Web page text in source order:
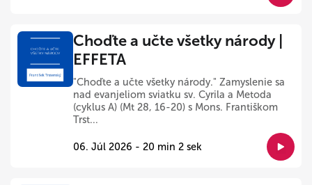
Choďte a učte všetky národy |
EFFETA
"Choďte a učte všetky národy." Zamyslenie sa
nad evanjeliom sviatku sv. Cyrila a Metoda
(cyklus A) (Mt 28, 16-20) s Mons. Františkom
Trst...
06. Júl 2026 - 20 min 2 sek